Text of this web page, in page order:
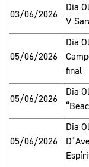
03/06/2026
Dia
V
05/06/2026
Dia
final
05/06/2026
Dia
05/06/2026
Dia